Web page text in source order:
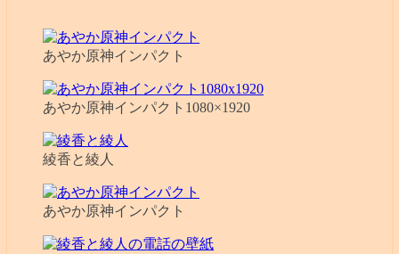
あやか原神インパクト
あやか原神インパクト1080×1920
綾香と綾人
あやか原神インパクト